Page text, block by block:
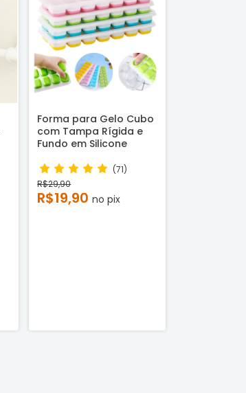
Forma para Gelo Cubo
com Tampa Rígida e
Fundo em Silicone
(71)
R$29,90
R$19,90no pix